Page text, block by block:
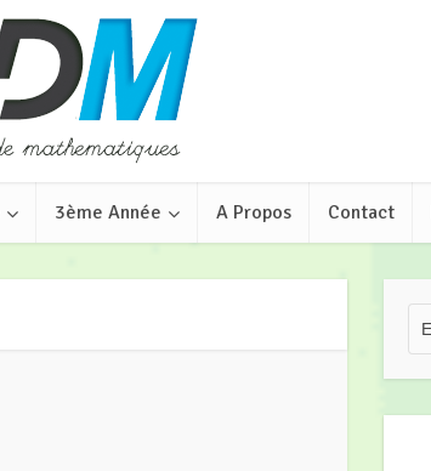
3ème Année A Propos Contact